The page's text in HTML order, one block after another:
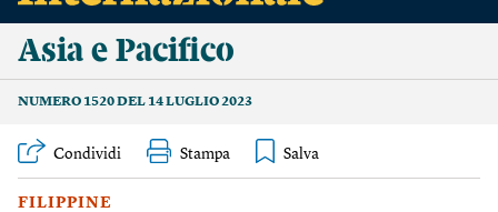
Asia e Pacifico
NUMERO 1520 DEL 14 LUGLIO 2023
Condividi Stampa
FILIPPINE